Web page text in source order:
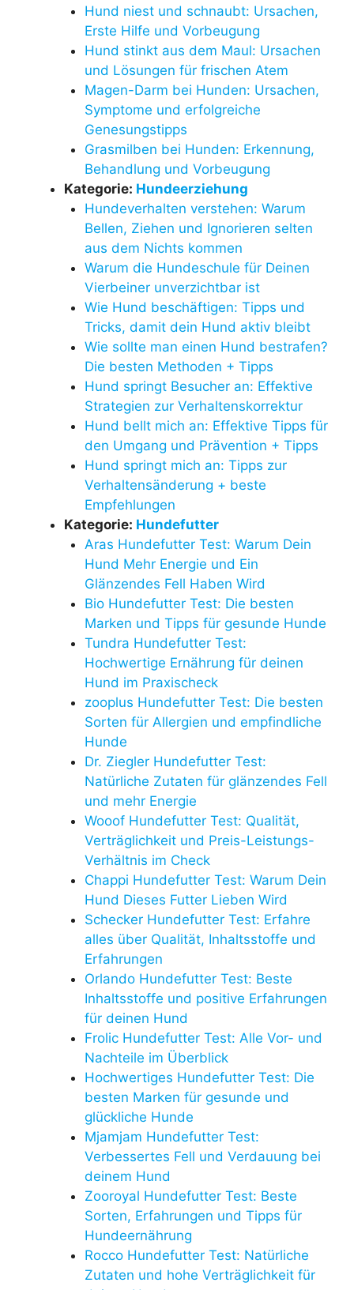
Hund niest und schnaubt: Ursachen,
Erste Hilfe und Vorbeugung
Hund stinkt aus dem Maul: Ursachen
und Lösungen für frischen Atem
Magen-Darm bei Hunden: Ursachen,
Symptome und erfolgreiche
Genesungstipps
Grasmilben bei Hunden: Erkennung,
Behandlung und Vorbeugung
Kategorie: Hundeerziehung
Hundeverhalten verstehen: Warum
Bellen, Ziehen und Ignorieren selten
aus dem Nichts kommen
Warum die Hundeschule für Deinen
Vierbeiner unverzichtbar ist
Wie Hund beschäftigen: Tipps und
Tricks, damit dein Hund aktiv bleibt
Wie sollte man einen Hund bestrafen?
Die besten Methoden + Tipps
Hund springt Besucher an: Effektive
Strategien zur Verhaltenskorrektur
Hund bellt mich an: Effektive Tipps für
den Umgang und Prävention + Tipps
Hund springt mich an: Tipps zur
Verhaltensänderung + beste
Empfehlungen
Kategorie: Hundefutter
Aras Hundefutter Test: Warum Dein
Hund Mehr Energie und Ein
Glänzendes Fell Haben Wird
Bio Hundefutter Test: Die besten
Marken und Tipps für gesunde Hunde
Tundra Hundefutter Test:
Hochwertige Ernährung für deinen
Hund im Praxischeck
zooplus Hundefutter Test: Die besten
Sorten für Allergien und empfindliche
Hunde
Dr. Ziegler Hundefutter Test:
Natürliche Zutaten für glänzendes Fell
und mehr Energie
Wooof Hundefutter Test: Qualität,
Verträglichkeit und Preis-Leistungs-
Verhältnis im Check
Chappi Hundefutter Test: Warum Dein
Hund Dieses Futter Lieben Wird
Schecker Hundefutter Test: Erfahre
alles über Qualität, Inhaltsstoffe und
Erfahrungen
Orlando Hundefutter Test: Beste
Inhaltsstoffe und positive Erfahrungen
für deinen Hund
Frolic Hundefutter Test: Alle Vor- und
Nachteile im Überblick
Hochwertiges Hundefutter Test: Die
besten Marken für gesunde und
glückliche Hunde
Mjamjam Hundefutter Test:
Verbessertes Fell und Verdauung bei
deinem Hund
Zooroyal Hundefutter Test: Beste
Sorten, Erfahrungen und Tipps für
Hundeernährung
Rocco Hundefutter Test: Natürliche
Zutaten und hohe Verträglichkeit für